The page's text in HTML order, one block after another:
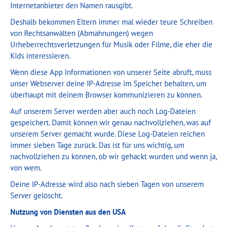
Internetanbieter den Namen rausgibt.
Deshalb bekommen Eltern immer mal wieder teure Schreiben
von Rechtsanwälten (Abmahnungen) wegen
Urheberrechtsverletzungen für Musik oder Filme, die eher die
Kids interessieren.
Wenn diese App Informationen von unserer Seite abruft, muss
unser Webserver deine IP-Adresse im Speicher behalten, um
überhaupt mit deinem Browser kommunizieren zu können.
Auf unserem Server werden aber auch noch Log-Dateien
gespeichert. Damit können wir genau nachvollziehen, was auf
unserem Server gemacht wurde. Diese Log-Dateien reichen
immer sieben Tage zurück. Das ist für uns wichtig, um
nachvollziehen zu können, ob wir gehackt wurden und wenn ja,
von wem.
Deine IP-Adresse wird also nach sieben Tagen von unserem
Server gelöscht.
Nutzung von Diensten aus den USA